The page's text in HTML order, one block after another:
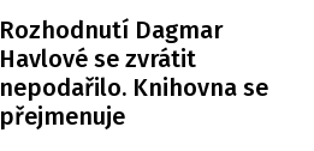
Rozhodnutí Dagmar
Havlové se zvrátit
nepodařilo. Knihovna se
přejmenuje